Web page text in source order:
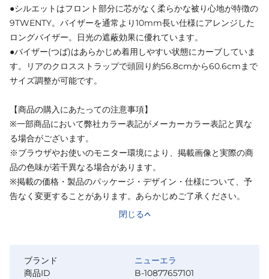
●シルエットはフロント部分に芯がなく柔らかな被り心地が特徴の
9TWENTY。バイザーを通常より10mm長い仕様にアレンジした
ロングバイザー。日光の遮蔽効果に優れています。
●バイザー(つば)はあらかじめ着用しやすい状態にカーブしていま
す。リアのクロスストラップで頭回り約56.8cmから60.6cmまで
サイズ調整が可能です。
【商品の購入にあたっての注意事項】
※一部商品において弊社カラー表記がメーカーカラー表記と異な
る場合がございます。
※ブラウザやお使いのモニター環境により、掲載画像と実際の商
品の色味が若干異なる場合があります。
※掲載の価格・製品のパッケージ・デザイン・仕様について、予
告なく変更することがあります。あらかじめご了承ください。
閉じる
ブランド
ニューエラ
商品ID
B-10877657101